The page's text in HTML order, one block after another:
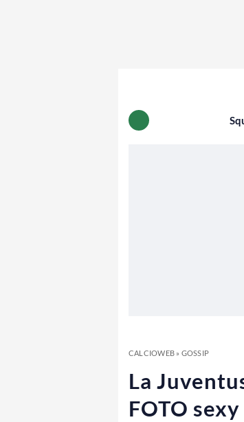
CALCIOWEB» GOSSIP
La
FOTO